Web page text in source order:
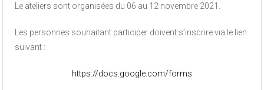
Le ateliers sont organisées du 06 au 12 novembre 2021.
Les personnes souhaitant participer doivent s’inscrire via le lien
suivant :
https://docs.google.com/forms